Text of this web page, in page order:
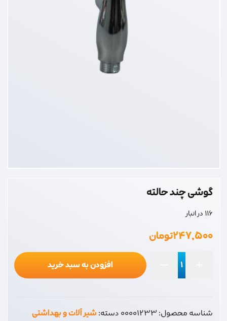
گوشی چند حالته
116 در انبار
۲۴۷,۵۰۰تومان
عدد
افزودن به سبد خرید
شناسه محصول:00001233دسته:شیر آلات و بهداشتی